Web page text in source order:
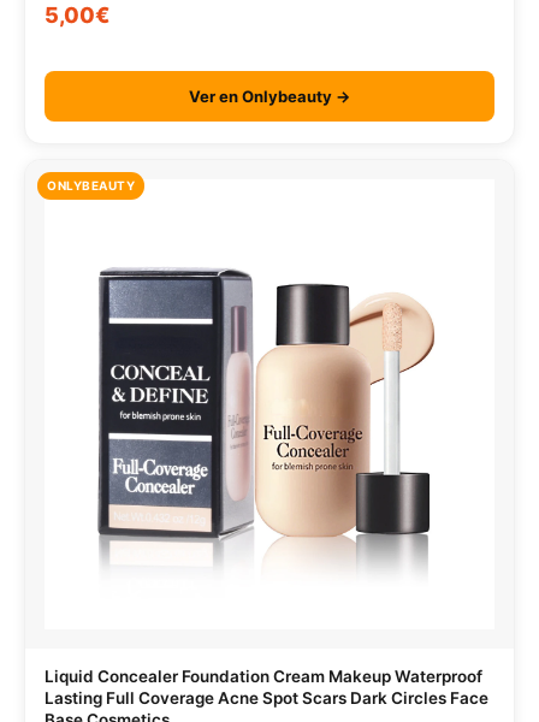
5,00€
Ver en Onlybeauty →
ONLYBEAUTY
Liquid Concealer Foundation Cream Makeup Waterproof
Lasting Full Coverage Acne Spot Scars Dark Circles Face